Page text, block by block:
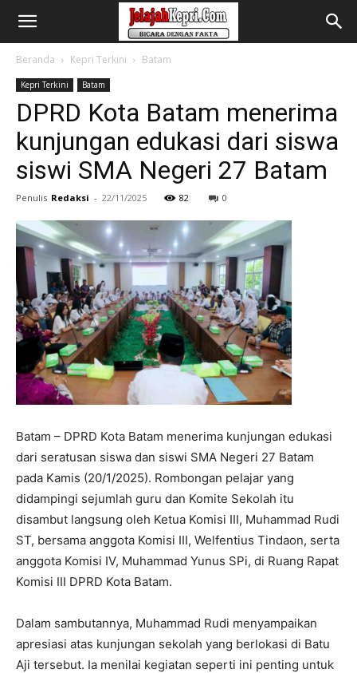
Beranda Kepri Terkini Batam
Kepri Terkini Batam
DPRD Kota Batam menerima
kunjungan edukasi dari siswa
siswi SMA Negeri 27 Batam
Penulis Redaksi - 22/11/2025 82 0
Batam – DPRD Kota Batam menerima kunjungan edukasi
dari seratusan siswa dan siswi SMA Negeri 27 Batam
pada Kamis (20/1/2025). Rombongan pelajar yang
didampingi sejumlah guru dan Komite Sekolah itu
disambut langsung oleh Ketua Komisi III, Muhammad Rudi
ST, bersama anggota Komisi III, Welfentius Tindaon, serta
anggota Komisi IV, Muhammad Yunus SPi, di Ruang Rapat
Komisi III DPRD Kota Batam.
Dalam sambutannya, Muhammad Rudi menyampaikan
apresiasi atas kunjungan sekolah yang berlokasi di Batu
Aji tersebut. Ia menilai kegiatan seperti ini penting untuk